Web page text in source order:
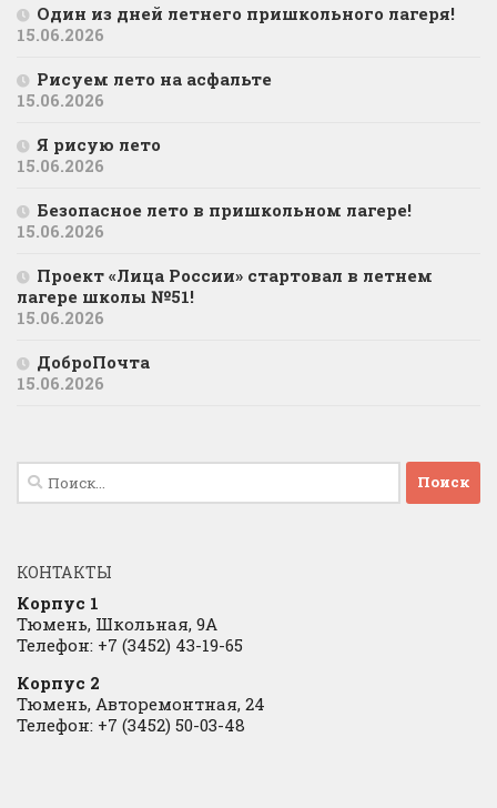
Один из дней летнего пришкольного лагеря!
15.06.2026
Рисуем лето на асфальте
15.06.2026
Я рисую лето
15.06.2026
Безопасное лето в пришкольном лагере!
15.06.2026
Проект «Лица России» стартовал в летнем
лагере школы №51!
15.06.2026
ДоброПочта
15.06.2026
Найти:
КОНТАКТЫ
Корпус 1
Тюмень, Школьная, 9А
Телефон: +7 (3452) 43-19-65
Корпус 2
Тюмень, Авторемонтная, 24
Телефон: +7 (3452) 50-03-48